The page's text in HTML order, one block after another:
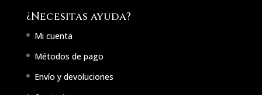
¿Necesitas ayuda?
Mi cuenta
Métodos de pago
Envío y devoluciones